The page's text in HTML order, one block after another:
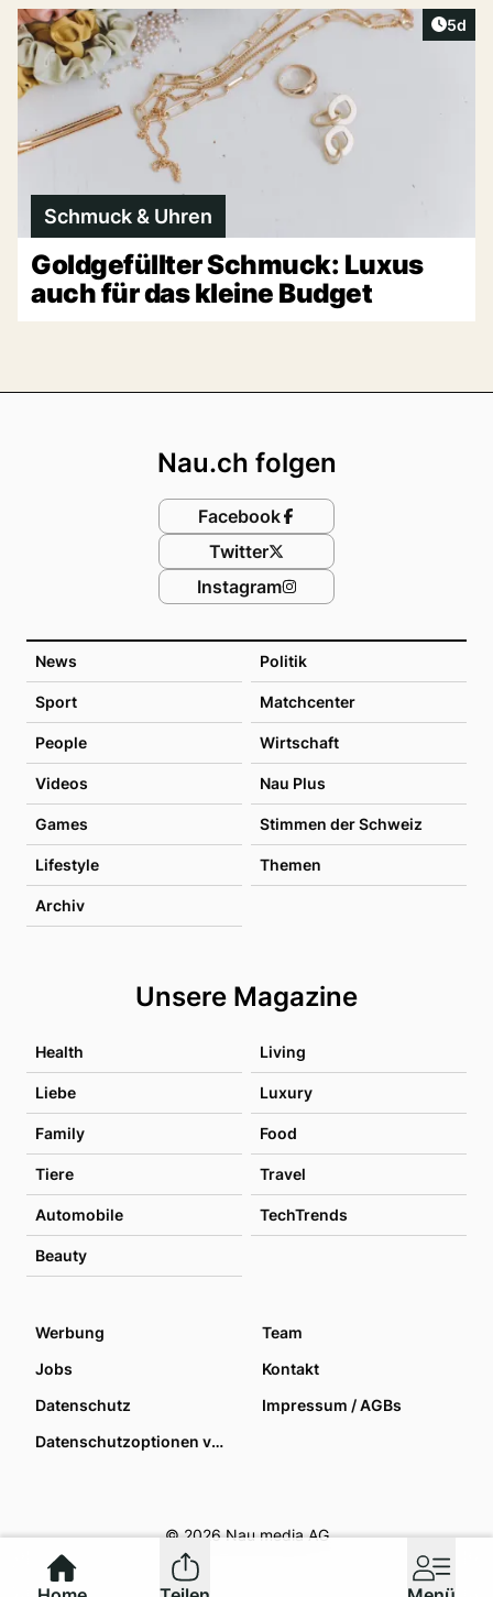
5d
Schmuck & Uhren
Goldgefüllter Schmuck: Luxus
auch für das kleine Budget
News Politik
Sport Matchcenter
People Wirtschaft
Videos Nau Plus
Games Stimmen der Schweiz
Lifestyle Themen
Archiv
Unsere Magazine
Health Living
Liebe Luxury
Family Food
Tiere Travel
Automobile TechTrends
Beauty
Nau.ch folgen
Facebook
Twitter
Instagram
Werbung
Team
Jobs
Kontakt
Datenschutz
Impressum / AGBs
Datenschutzoptionen verwalten
© 2026 Nau media AG